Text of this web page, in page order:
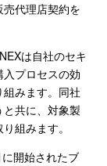
代理店契約を
は自社のセキ
プロセスの効
みます。同社
共に、対象製
組みます。
に開始されたブ